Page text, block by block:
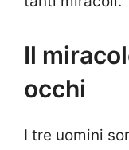
Il
occhi
I tre uomini